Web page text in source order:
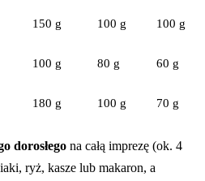
150 g 100 g 100 g
100 g 80 g 60 g
180 g 100 g 70 g
dorosłego na całą imprezę (ok. 4
ryż, kasze lub makaron, a